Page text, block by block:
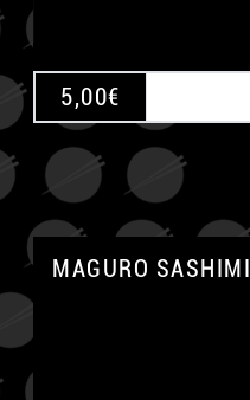
5,00€
MAGURO SASHIMI